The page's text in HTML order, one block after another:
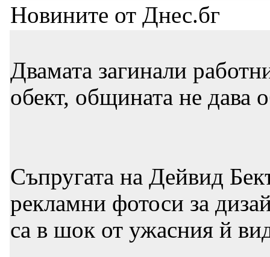
Новините от Днес.бг
Двамата загинали
обект, общината не дава
Съпругата на Дейвид
рекламни фотоси за
са в шок от ужасния й